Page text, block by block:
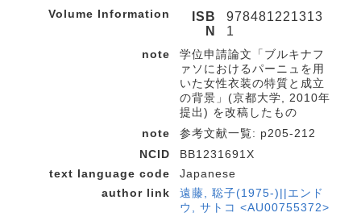
Volume Information
ISB
N
978481221313
1
note
学位申請論文「ブルキナフ
ァソにおけるパーニュを用
いた女性衣装の特質と成立
の背景」(京都大学, 2010年
提出) を改稿したもの
note
参考文献一覧: p205-212
NCID
BB1231691X
text language code
Japanese
author link
遠藤, 聡子(1975-)||エンド
ウ, サトコ <AU00755372>